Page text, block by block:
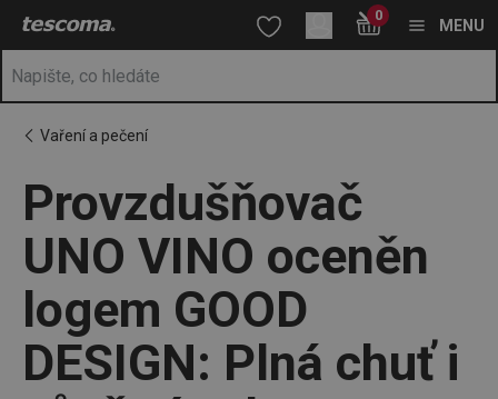
Nacházíte se na stránce Provzdušňovač UNO VINO oceněn
Přejít na hlavní obsah
Přejít na vyhledávání
Přejít na navigaci 0
MENU
Vaření a pečení
Provzdušňovač
UNO VINO oceněn
logem GOOD
DESIGN: Plná chuť i